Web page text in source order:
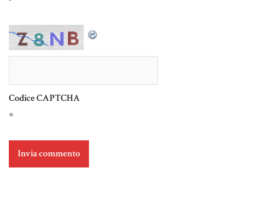
Codice CAPTCHA
*